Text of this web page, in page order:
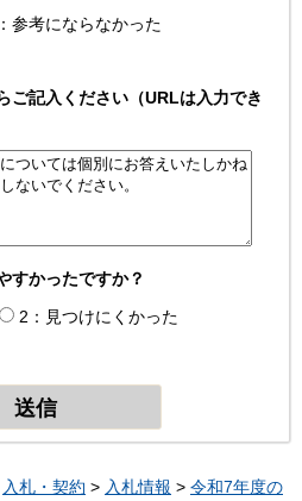
参考にならなかった
ご記入ください（URLは入力でき
すかったですか？
2：見つけにくかった
入札・契約 > 入札情報 > 令和7年度の